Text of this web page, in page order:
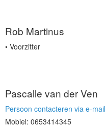
Rob Martinus
Voorzitter
Pascalle van der Ven
Persoon contacteren via e-mail
Mobiel: 0653414345